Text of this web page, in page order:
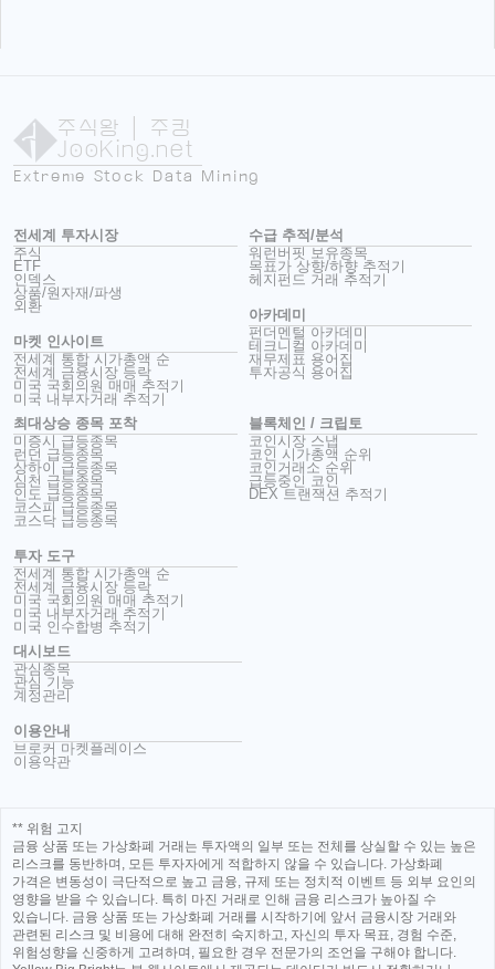
주식왕 | 주킹
JooKing.net
Extreme Stock Data Mining
전세계 투자시장
주식
ETF
인덱스
상품/원자재/파생
외환
마켓 인사이트
전세계 통합 시가총액 순
전세계 금융시장 등락
미국 국회의원 매매 추적기
미국 내부자거래 추적기
수급 추적/분석
워런버핏 보유종목
목표가 상향/하향 추적기
헤지펀드 거래 추적기
아카데미
펀더멘털 아카데미
테크니컬 아카데미
재무제표 용어집
투자공식 용어집
최대상승 종목 포착
미증시 급등종목
런던 급등종목
상하이 급등종목
심천 급등종목
인도 급등종목
코스피 급등종목
코스닥 급등종목
투자 도구
전세계 통합 시가총액 순
전세계 금융시장 등락
미국 국회의원 매매 추적기
미국 내부자거래 추적기
미국 인수합병 추적기
블록체인 / 크립토
코인시장 스냅
코인 시가총액 순위
코인거래소 순위
급등중인 코인
DEX 트랜잭션 추적기
대시보드
관심종목
관심 기능
계정관리
이용안내
브로커 마켓플레이스
이용약관
** 위험 고지
금융 상품 또는 가상화폐 거래는 투자액의 일부 또는 전체를 상실할 수 있는 높은
리스크를 동반하며, 모든 투자자에게 적합하지 않을 수 있습니다. 가상화폐
가격은 변동성이 극단적으로 높고 금융, 규제 또는 정치적 이벤트 등 외부 요인의
영향을 받을 수 있습니다. 특히 마진 거래로 인해 금융 리스크가 높아질 수
있습니다. 금융 상품 또는 가상화폐 거래를 시작하기에 앞서 금융시장 거래와
관련된 리스크 및 비용에 대해 완전히 숙지하고, 자신의 투자 목표, 경험 수준,
위험성향을 신중하게 고려하며, 필요한 경우 전문가의 조언을 구해야 합니다.